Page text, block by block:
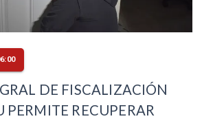
DE FISCALIZACIÓN
PERMITE RECUPERAR